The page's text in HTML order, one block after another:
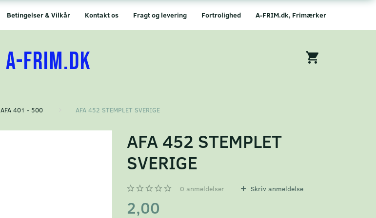
A-FRIM.dk, Frimærker
Fortrolighed
Fragt og levering
Kontakt os
Betingelser & Vilkår
A-FRIM.DK
AFA 401 - 500 AFA 452 STEMPLET SVERIGE
AFA 452 STEMPLET
SVERIGE
0 anmeldelser Skriv anmeldelse
2,00